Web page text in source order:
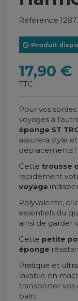
Référence
Produit
17,90 €
TTC
Pour vos
voyages à
éponge ST
assurera style
déplacements !
Cette trousse
rapidement
voyage
Polyvalente,
essentiels du
ainsi de garder
Cette petite
éponge
Pratique et
lavable en
transporter vos
bain.